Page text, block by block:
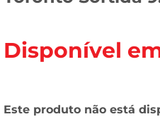
Disponível
cerveja
leite